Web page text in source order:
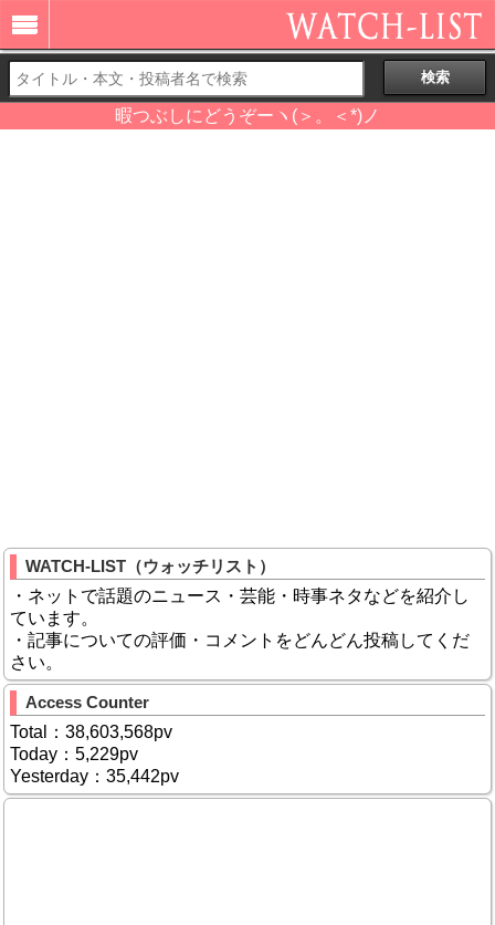
暇つぶしにどうぞーヽ(＞。＜*)ノ
WATCH-LIST（ウォッチリスト）
・ネットで話題のニュース・芸能・時事ネタなどを紹介し
ています。
・記事についての評価・コメントをどんどん投稿してくだ
さい。
Access Counter
Total：38,603,568pv
Today：5,229pv
Yesterday：35,442pv